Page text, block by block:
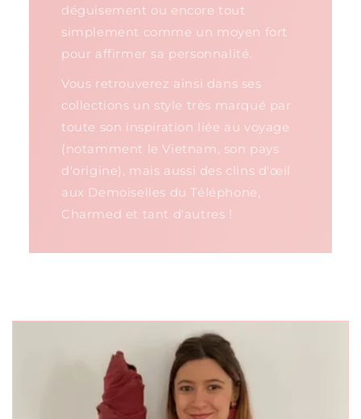
déguisement ou encore tout
simplement comme un moyen fort
pour affirmer sa personnalité.
Vous retrouverez ainsi dans ses
collections un style très marqué par
toute son inspiration liée au voyage
(notamment le Vietnam, son pays
d'origine), mais aussi des clins d'œil
aux Demoiselles du Téléphone,
Charmed et tant d'autres !